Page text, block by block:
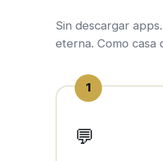
Sin descargar
eterna. Como
1
💬